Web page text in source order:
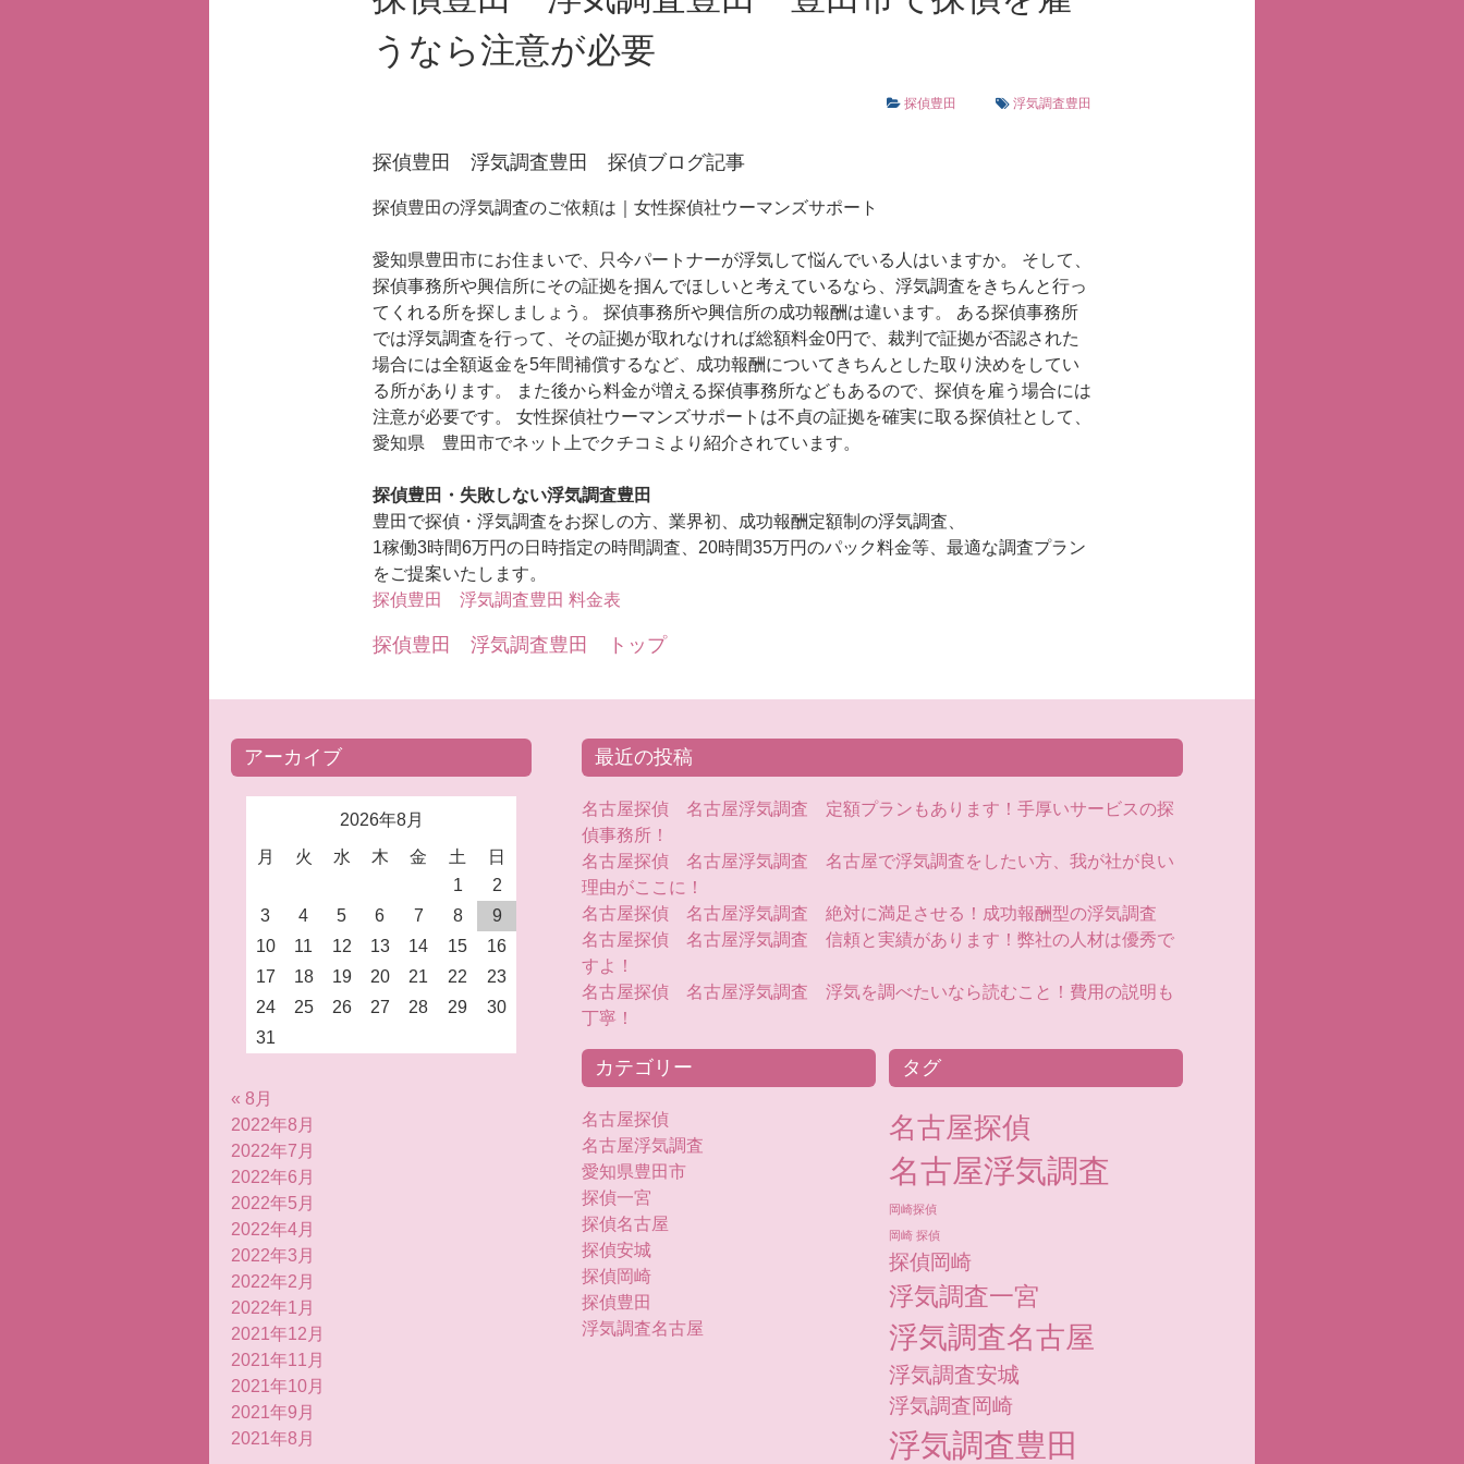
うなら注意が必要
探偵豊田 浮気調査豊田
探偵豊田 浮気調査豊田 探偵ブログ記事
探偵豊田の浮気調査のご依頼は｜女性探偵社ウーマンズサポート
愛知県豊田市にお住まいで、只今パートナーが浮気して悩んでいる人はいますか。 そして、
探偵事務所や興信所にその証拠を掴んでほしいと考えているなら、浮気調査をきちんと行っ
てくれる所を探しましょう。 探偵事務所や興信所の成功報酬は違います。 ある探偵事務所
では浮気調査を行って、その証拠が取れなければ総額料金0円で、裁判で証拠が否認された
場合には全額返金を5年間補償するなど、成功報酬についてきちんとした取り決めをしてい
る所があります。 また後から料金が増える探偵事務所などもあるので、探偵を雇う場合には
注意が必要です。 女性探偵社ウーマンズサポートは不貞の証拠を確実に取る探偵社として、
愛知県 豊田市でネット上でクチコミより紹介されています。
探偵豊田・失敗しない浮気調査豊田
豊田で探偵・浮気調査をお探しの方、業界初、成功報酬定額制の浮気調査、
1稼働3時間6万円の日時指定の時間調査、20時間35万円のパック料金等、最適な調査プラン
をご提案いたします。
探偵豊田 浮気調査豊田 料金表
探偵豊田 浮気調査豊田 トップ
アーカイブ
2026年8月
月
火 水 木 金 土
日
1
2
3
4 5 6 7 8
9
10
11 12 13 14 15
16
17
18 19 20 21 22
23
24
25 26 27 28 29
30
31
« 8月
2022年8月
2022年7月
2022年6月
2022年5月
2022年4月
2022年3月
2022年2月
2022年1月
2021年12月
2021年11月
2021年10月
2021年9月
2021年8月
最近の投稿
名古屋探偵 名古屋浮気調査 定額プランもあります！手厚いサービスの探
偵事務所！
名古屋探偵 名古屋浮気調査 名古屋で浮気調査をしたい方、我が社が良い
理由がここに！
名古屋探偵 名古屋浮気調査 絶対に満足させる！成功報酬型の浮気調査
名古屋探偵 名古屋浮気調査 信頼と実績があります！弊社の人材は優秀で
すよ！
名古屋探偵 名古屋浮気調査 浮気を調べたいなら読むこと！費用の説明も
丁寧！
カテゴリー
名古屋探偵
名古屋浮気調査
愛知県豊田市
探偵一宮
探偵名古屋
探偵安城
探偵岡崎
探偵豊田
浮気調査名古屋
タグ
名古屋探偵
名古屋浮気調査
岡崎探偵
岡崎 探偵
探偵岡崎
浮気調査一宮
浮気調査名古屋
浮気調査安城
浮気調査岡崎
浮気調査豊田